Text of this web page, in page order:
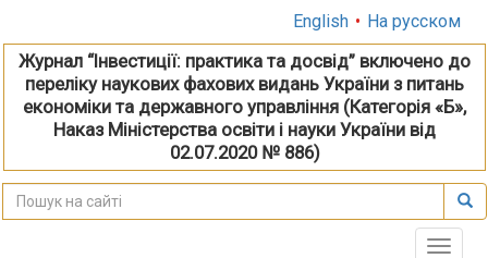
English • На русском
Журнал “Інвестиції: практика та досвід” включено до
переліку наукових фахових видань України з питань
економіки та державного управління (Категорія «Б»,
Наказ Міністерства освіти і науки України від
02.07.2020 № 886)
Toggle